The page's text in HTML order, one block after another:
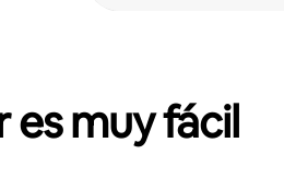
es muy fácil